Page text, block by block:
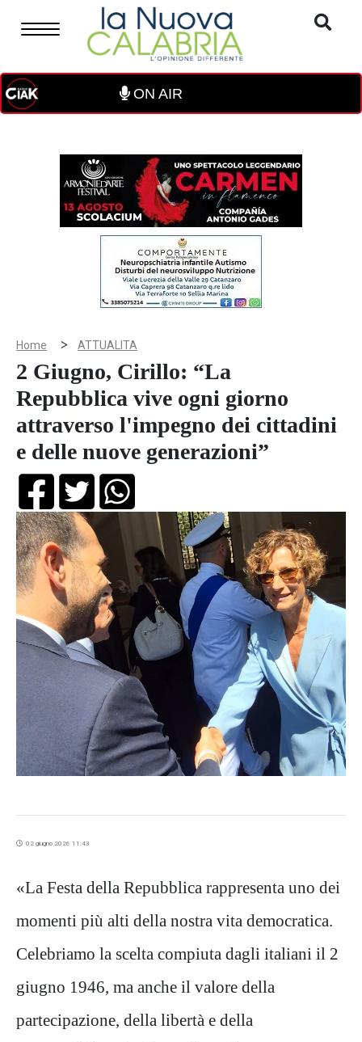
ON AIR
Home > ATTUALITA
2 Giugno, Cirillo: “La
Repubblica vive ogni giorno
attraverso l'impegno dei cittadini
e delle nuove generazioni”
02 giugno 2026 11:43
«La Festa della Repubblica rappresenta uno dei
momenti più alti della nostra vita democratica.
Celebriamo la scelta compiuta dagli italiani il 2
giugno 1946, ma anche il valore della
partecipazione, della libertà e della